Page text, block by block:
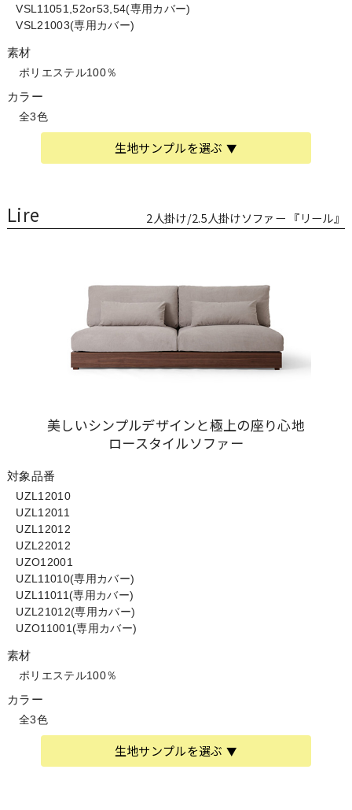
VSL11051,52or53,54(専用カバー)
VSL21003(専用カバー)
素材
ポリエステル100％
カラー
全3色
生地サンプルを選ぶ
Lire 2人掛け/2.5人掛けソファー 『リール』
美しいシンプルデザインと極上の座り心地
ロースタイルソファー
対象品番
UZL12010
UZL12011
UZL12012
UZL22012
UZO12001
UZL11010(専用カバー)
UZL11011(専用カバー)
UZL21012(専用カバー)
UZO11001(専用カバー)
素材
ポリエステル100％
カラー
全3色
生地サンプルを選ぶ